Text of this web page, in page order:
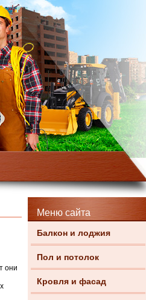
Меню сайта
Балкон и лоджия
Пол и потолок
Кровля и фасад
они